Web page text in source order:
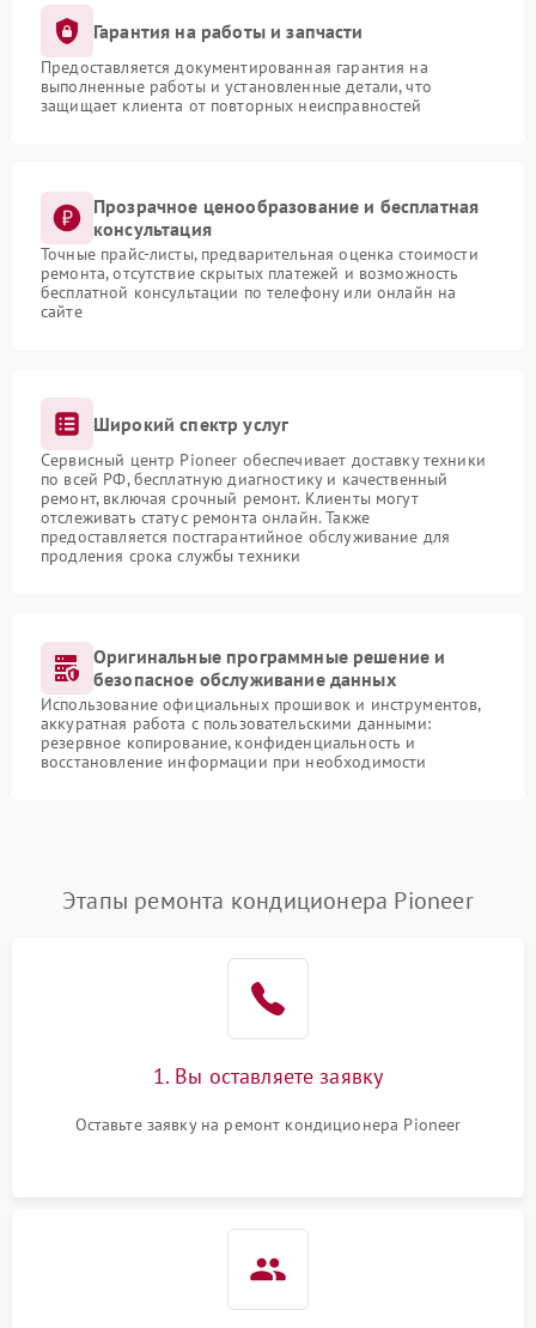
Гарантия на работы и запчасти
Предоставляется документированная гарантия на
выполненные работы и установленные детали, что
защищает клиента от повторных неисправностей
Прозрачное ценообразование и бесплатная
консультация
Точные прайс-листы, предварительная оценка стоимости
ремонта, отсутствие скрытых платежей и возможность
бесплатной консультации по телефону или онлайн на
сайте
Широкий спектр услуг
Сервисный центр Pioneer обеспечивает доставку техники
по всей РФ, бесплатную диагностику и качественный
ремонт, включая срочный ремонт. Клиенты могут
отслеживать статус ремонта онлайн. Также
предоставляется постгарантийное обслуживание для
продления срока службы техники
Оригинальные программные решение и
безопасное обслуживание данных
Использование официальных прошивок и инструментов,
аккуратная работа с пользовательскими данными:
резервное копирование, конфиденциальность и
восстановление информации при необходимости
Этапы ремонта кондиционера Pioneer
1. Вы оставляете заявку
Оставьте заявку на ремонт кондиционера Pioneer